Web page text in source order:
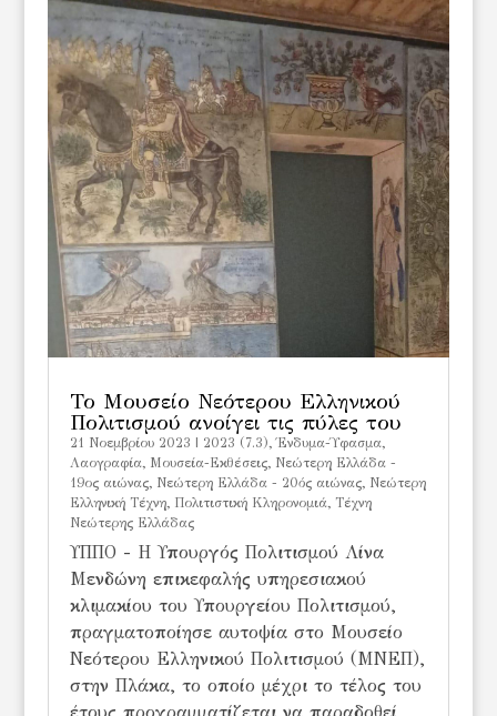
Το Μουσείο Νεότερου Ελληνικού
Πολιτισμού ανοίγει τις πύλες του
21 Νοεμβρίου 2023 2023 (7.3),Ένδυμα-Ύφασμα,
Λαογραφία, Μουσεία-Εκθέσεις, Νεώτερη Ελλάδα -
19ος αιώνας, Νεώτερη Ελλάδα - 20ός αιώνας, Νεώτερη
Ελληνική Τέχνη, Πολιτιστική Κληρονομιά, Τέχνη
Νεώτερης Ελλάδας
ΥΠΠΟ - Η Υπουργός Πολιτισμού Λίνα
Μενδώνη επικεφαλής υπηρεσιακού
κλιμακίου του Υπουργείου Πολιτισμού,
πραγματοποίησε αυτοψία στο Μουσείο
Νεότερου Ελληνικού Πολιτισμού (ΜΝΕΠ),
στην Πλάκα, το οποίο μέχρι το τέλος του